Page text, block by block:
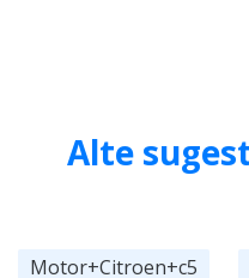
Alte
Motor+Citroen+c5